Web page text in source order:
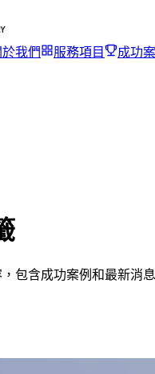
於我們 服務項目 成功
，包含成功案例和最新消息